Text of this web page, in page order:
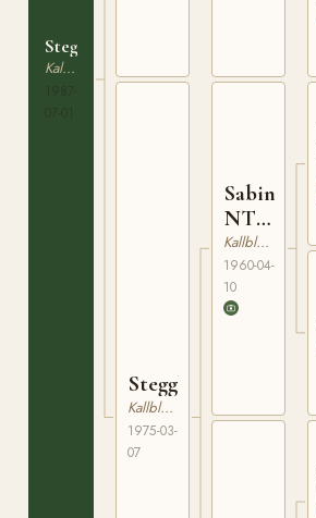
Steggprins
Kallblodig Travare
Steggbris
Kallblodig Travare
1975-03-
07
Sabin
NT
42
Kallblodig Travare
1960-04-
10